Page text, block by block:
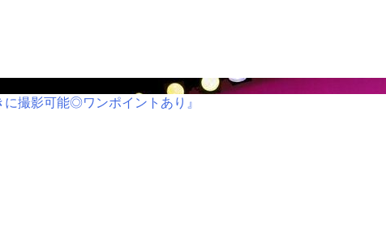
撮影可能◎ワンポイントあり』